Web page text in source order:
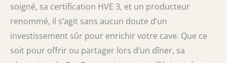
soigné, sa certification HVE 3, et un producteur
renommé, il s’agit sans aucun doute d’un
investissement sûr pour enrichir votre cave. Que ce
soit pour offrir ou partager lors d’un dîner, sa